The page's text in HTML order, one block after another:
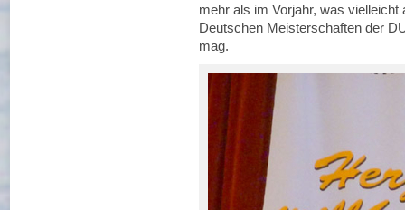
mehr als im Vorjahr, was vielleicht
Deutschen Meisterschaften der
mag.